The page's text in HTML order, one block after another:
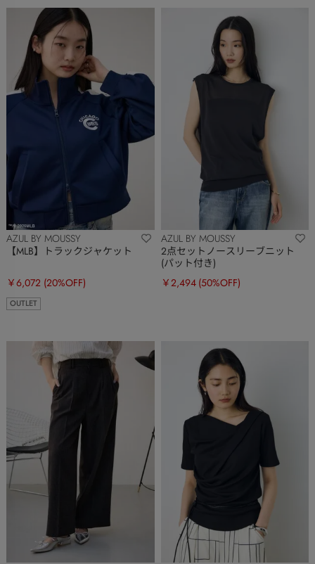
AZUL BY MOUSSY
【MLB】トラックジャケット
￥6,072 (20%OFF)
OUTLET
AZUL BY MOUSSY
2点セットノースリーブニット
(パット付き)
￥2,494 (50%OFF)